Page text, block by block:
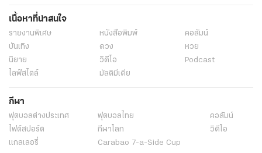
เนื้อหาที่น่าสนใจ
รายงานพิเศษ หนังสือพิมพ์
คอลัมน์
บันเทิง
ดวง
หวย
นิยาย
วิดีโอ
Podcast
ไลฟ์สไตล์
มัลติมีเดีย
กีฬา
ฟุตบอลต่่างประเทศ ฟุตบอลไทย
คอลัมน์
ไฟต์สปอร์ต
กีฬาโลก
วิดีโอ
แกลเลอรี่
Carabao 7-a-Side Cup